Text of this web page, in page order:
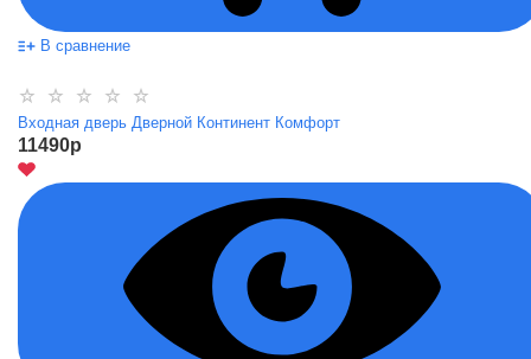
В сравнение
Входная дверь Дверной Континент Комфорт
11490p